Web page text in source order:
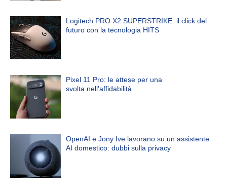
Logitech PRO X2 SUPERSTRIKE: il click del
futuro con la tecnologia HITS
Pixel 11 Pro: le attese per una
svolta nell'affidabilità
OpenAI e Jony Ive lavorano su un assistente
AI domestico: dubbi sulla privacy